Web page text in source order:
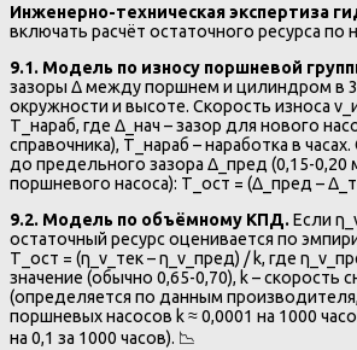
Инженерно-техническая экспертиза
включать расчёт остаточного ресурса
9.1. Модель по износу поршневой
зазоры Δ между поршнем и цилиндром в
окружности и высоте. Скорость износа
T_нараб, где Δ_нач – зазор для нового
справочника), T_нараб – наработка в
до предельного зазора Δ_пред (0,15-0,20
поршневого насоса): T_ост = (Δ_пред –
9.2. Модель по объёмному КПД.Если
остаточный ресурс оценивается по
T_ост = (η_v_тек – η_v_пред) / k, где
значение (обычно 0,65-0,70), k – скорость
(определяется по данным
поршневых насосов k ≈ 0,0001 на 1000
на 0,1 за 1000 часов). 📉